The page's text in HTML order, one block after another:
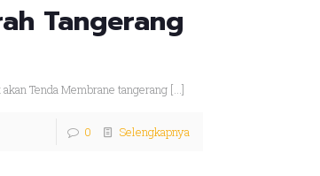
Tangerang
Tenda Membrane tangerang […]
0 Selengkapnya